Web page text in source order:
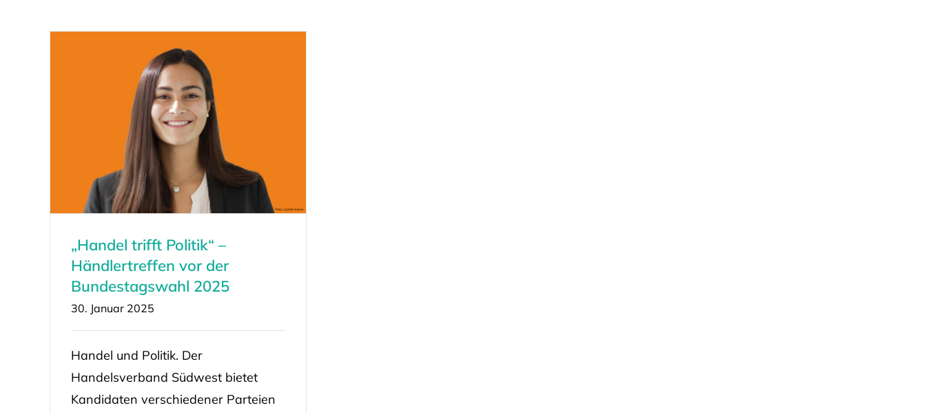
„Handel trifft Politik“ –
Händlertreffen vor der
Bundestagswahl 2025
30. Januar 2025
Handel und Politik. Der
Handelsverband Südwest bietet
Kandidaten verschiedener Parteien